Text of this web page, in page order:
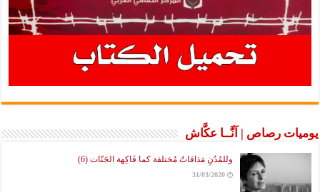
يوميات رصاص | آنَّــا عكَّاش
وللمُدُنِ مَذاقاتٌ مُختلفة كما فَاكِهة الجَنّات (6)
31/03/2020